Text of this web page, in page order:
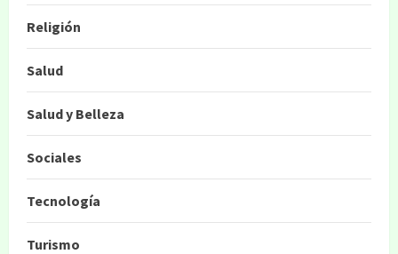
Religión
Salud
Salud y Belleza
Sociales
Tecnología
Turismo